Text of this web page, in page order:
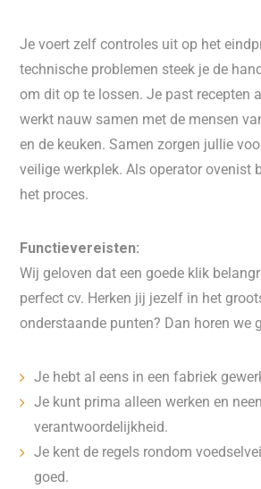
Je voert zelf controles uit op het
technische problemen steek je de
om dit op te lossen. Je past recepten
werkt nauw samen met de mensen
en de keuken. Samen zorgen jullie
veilige werkplek. Als operator ovenist
het proces.
Functievereisten:
Wij geloven dat een goede klik
perfect cv. Herken jij jezelf in het
onderstaande punten? Dan horen we
Je hebt al eens in een fabriek
Je kunt prima alleen werken en
verantwoordelijkheid.
Je kent de regels rondom
goed.